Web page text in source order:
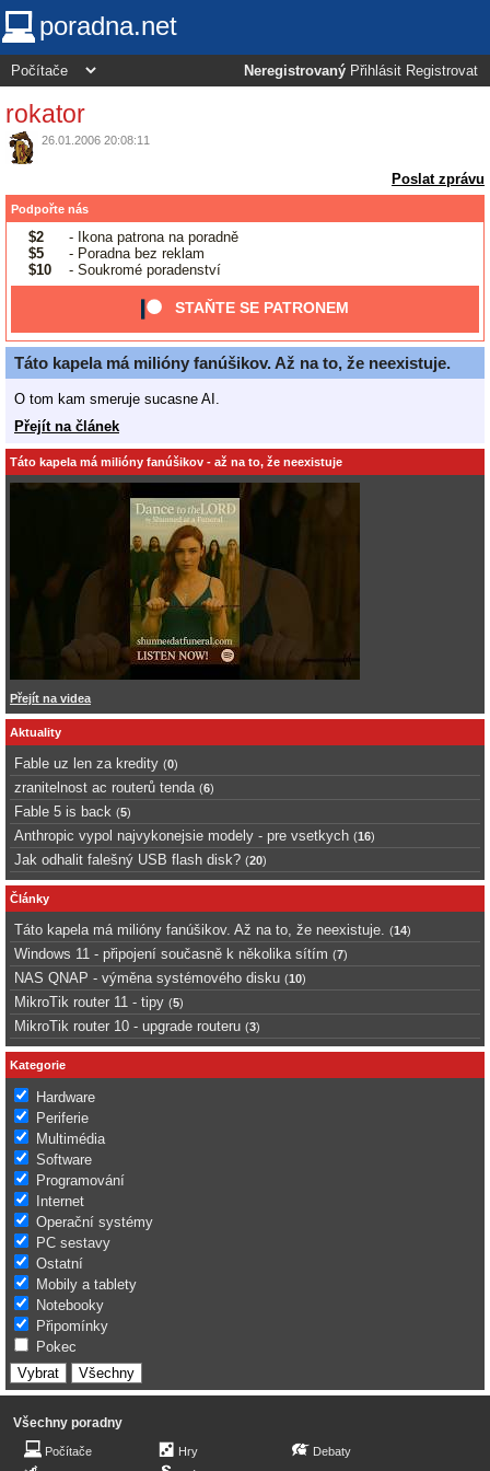
poradna.net
Neregistrovaný Přihlásit Registrovat
rokator
26.01.2006 20:08:11
Poslat zprávu
Podpořte nás
$2
- Ikona patrona na poradně
$5
- Poradna bez reklam
$10
- Soukromé poradenství
STAŇTE SE PATRONEM
Táto kapela má milióny fanúšikov. Až na to, že neexistuje.
O tom kam smeruje sucasne AI.
Přejít na článek
Táto kapela má milióny fanúšikov - až na to, že neexistuje
Přejít na videa
Aktuality
Fable uz len za kredity (0)
zranitelnost ac routerů tenda (6)
Fable 5 is back (5)
Anthropic vypol najvykonejsie modely - pre vsetkych (16)
Jak odhalit falešný USB flash disk? (20)
Články
Táto kapela má milióny fanúšikov. Až na to, že neexistuje. (14)
Windows 11 - připojení současně k několika sítím (7)
NAS QNAP - výměna systémového disku (10)
MikroTik router 11 - tipy (5)
MikroTik router 10 - upgrade routeru (3)
Kategorie
Hardware
Periferie
Multimédia
Software
Programování
Internet
Operační systémy
PC sestavy
Ostatní
Mobily a tablety
Notebooky
Připomínky
Pokec
Všechny poradny
Počítače
Hry
Debaty